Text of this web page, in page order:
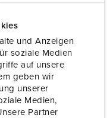
und Anzeigen
soziale Medien
auf unsere
geben wir
unserer
Medien,
Partner